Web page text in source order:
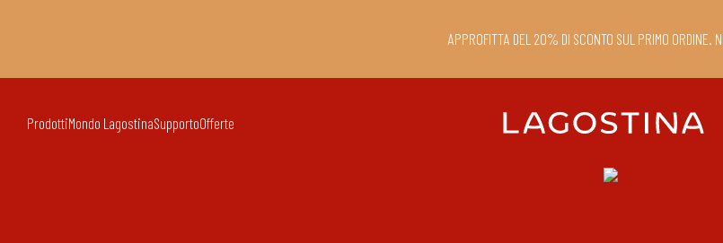
APPROFITTA DEL 20% DI SCONTO SUL PRIMO ORDINE.
ProdottiMondo LagostinaSupportoOfferte